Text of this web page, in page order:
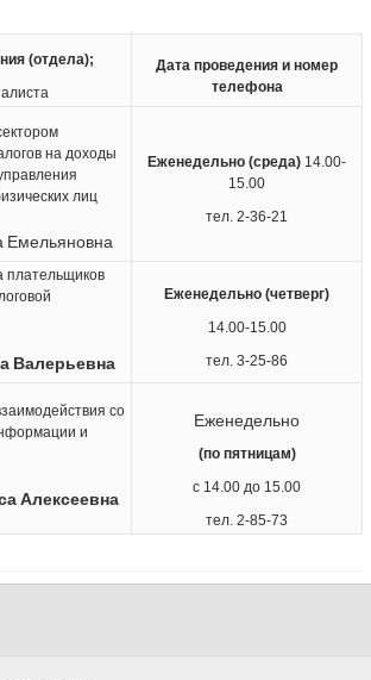
(отдела);
Дата проведения и номер
телефона
на доходы
лиц
Емельяновна
Еженедельно (среда) 14.00-
15.00
тел. 2-36-21
плательщиков
Валерьевна
Еженедельно (четверг)
14.00-15.00
тел. 3-25-86
со
и
Алексеевна
Еженедельно
(по пятницам)
с 14.00 до 15.00
тел. 2-85-73